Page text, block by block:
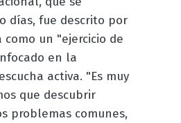
días, fue descrito por
como un "ejercicio de
en la
activa. "Es muy
que descubrir
problemas comunes,